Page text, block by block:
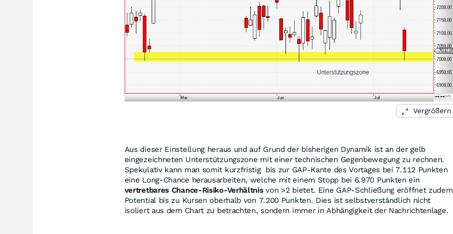
Vergrößern
Aus dieser Einstellung heraus und auf Grund der bisherigen Dynamik ist an der gelb
eingezeichneten Unterstützungszone mit einer technischen Gegenbewegung zu rechnen.
Spekulativ kann man somit kurzfristig bis zur GAP-Kante des Vortages bei 7.112 Punkten
eine Long-Chance herausarbeiten, welche mit einem Stopp bei 6.970 Punkten ein
vertretbares Chance-Risiko-Verhältnisvon >2 bietet. Eine GAP-Schließung eröffnet zudem
Potential bis zu Kursen oberhalb von 7.200 Punkten. Dies ist selbstverständlich nicht
isoliert aus dem Chart zu betrachten, sondern immer in Abhängigkeit der Nachrichtenlage.